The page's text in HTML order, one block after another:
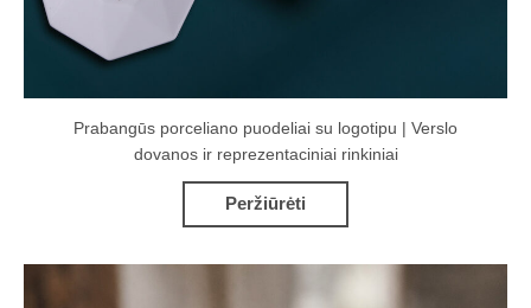
Prabangūs porceliano puodeliai su logotipu | Verslo
dovanos ir reprezentaciniai rinkiniai
Peržiūrėti